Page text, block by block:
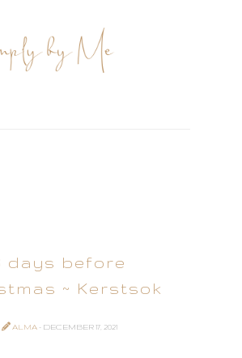
days before
~ Kerstsok
ALMA - DECEMBER 17, 2021